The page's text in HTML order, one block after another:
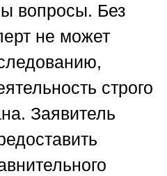
вопросы. Без
не может
строго
Заявитель